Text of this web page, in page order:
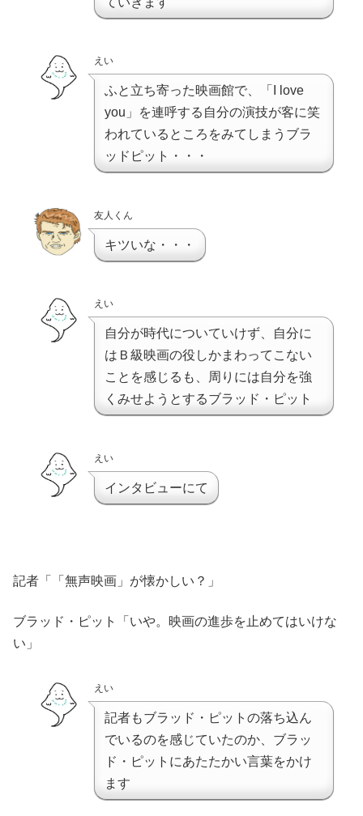
えい
ふと立ち寄った映画館で、「I love
you」を連呼する自分の演技が客に笑
われているところをみてしまうブラ
ッドピット・・・
友人くん
キツいな・・・
えい
自分が時代についていけず、自分に
はＢ級映画の役しかまわってこない
ことを感じるも、周りには自分を強
くみせようとするブラッド・ピット
えい
インタビューにて
記者「「無声映画」が懐かしい？」
ブラッド・ピット「いや。映画の進歩を止めてはいけな
い」
えい
記者もブラッド・ピットの落ち込ん
でいるのを感じていたのか、ブラッ
ド・ピットにあたたかい言葉をかけ
ます